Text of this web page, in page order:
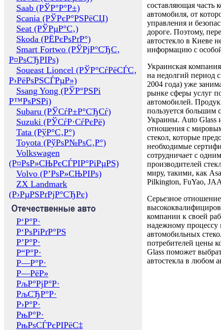
Saab (РЎР°Р°Р±)
Scania (РЎРєР°РЅРёСЏ)
Seat (РЎРµР°С‚)
Skoda (РЁРєРѕРґР°)
Smart Fortwo (РЎРјР°СЂС‚
Р¤РѕСЂРІРѕ)
Soueast Lioncel (РЎР°СѓРёСЃС‚
Р›РёРѕРЅСЃРµР»)
Ssang Yong (РЎР°РЅРі
Р™РѕРЅРі)
Subaru (РЎСѓР±Р°СЂСѓ)
Suzuki (РЎСѓР·СѓРєРё)
Tata (РўР°С‚Р°)
Toyota (РўРѕР№РѕС‚Р°)
Volkswagen
(Р¤РѕР»СЊРєСЃРІР°РіРµРЅ)
Volvo (Р’РѕР»СЊРІРѕ)
ZX Landmark
(Р›РµРЅРґРјР°СЂРє)
Отечественные авто
Р‘Р°Р·
Р‘РѕРіРґР°РЅ
Р’Р°Р·
Р“Р°Р·
Р—Р°Р·
Р—РёР»
РљР°РјР°Р·
РљСЂР°Р·
Р›Р°Р·
РњР°Р·
РњРѕСЃРєРІРёС‡
составляющая часть
автомобиля, от
управления и
дороге. Поэтому,
автостекло в Киеве
информацию с
Украинская
на недолгий период
2004 года) уже
рынке сферы услуг
автомобилей.
пользуется большим
Украины. Auto Glass
отношения с
стекол, которые
необходимые
сотрудничает с
производителей
миру, такими, как
Pilkington, FuYao,
Серьезное отношение
компании к своей
надежному процессу
автомобильных
потребителей цены
Glass поможет
автостекла в любом